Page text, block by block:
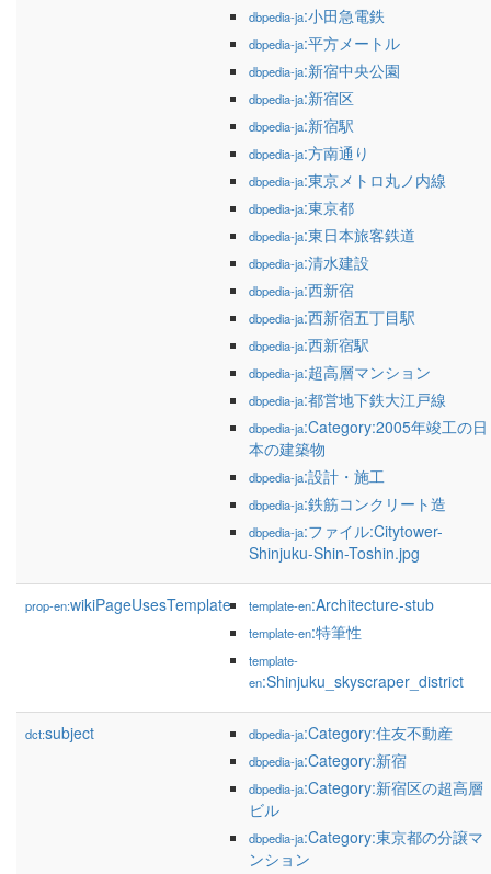
dbpedia-ja:小田急電鉄
dbpedia-ja:平方メートル
dbpedia-ja:新宿中央公園
dbpedia-ja:新宿区
dbpedia-ja:新宿駅
dbpedia-ja:方南通り
dbpedia-ja:東京メトロ丸ノ内線
dbpedia-ja:東京都
dbpedia-ja:東日本旅客鉄道
dbpedia-ja:清水建設
dbpedia-ja:西新宿
dbpedia-ja:西新宿五丁目駅
dbpedia-ja:西新宿駅
dbpedia-ja:超高層マンション
dbpedia-ja:都営地下鉄大江戸線
dbpedia-ja:Category:2005年竣工の日
本の建築物
dbpedia-ja:設計・施工
dbpedia-ja:鉄筋コンクリート造
dbpedia-ja:ファイル:Citytower-
Shinjuku-Shin-Toshin.jpg
prop-en:wikiPageUsesTemplate template-en:Architecture-stub
template-en:特筆性
template-
en:Shinjuku_skyscraper_district
dct:subject dbpedia-ja:Category:住友不動産
dbpedia-ja:Category:新宿
dbpedia-ja:Category:新宿区の超高層
ビル
dbpedia-ja:Category:東京都の分譲マ
ンション